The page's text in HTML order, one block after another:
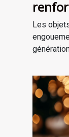
le
Les